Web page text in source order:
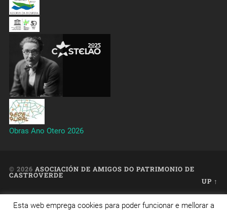
Obras Ano Otero 2026
© 2026 ASOCIACIÓN DE AMIGOS DO PATRIMONIO DE
CASTROVERDE
UP ↑
Esta web emprega cookies para poder funcionar e mellorar a